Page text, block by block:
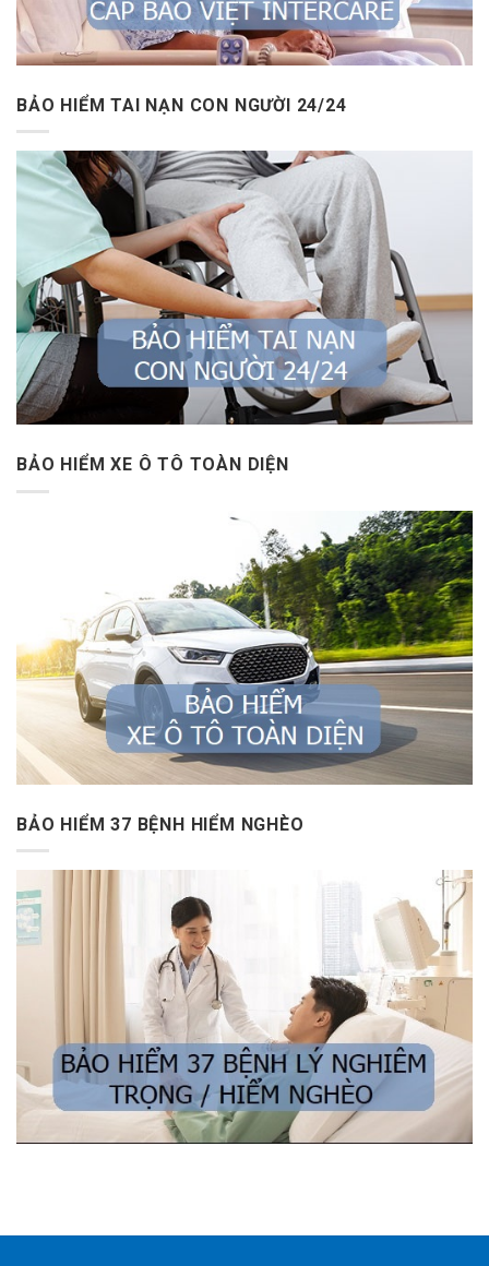
BẢO HIỂM TAI NẠN CON NGƯỜI 24/24
BẢO HIỂM XE Ô TÔ TOÀN DIỆN
BẢO HIỂM 37 BỆNH HIỂM NGHÈO